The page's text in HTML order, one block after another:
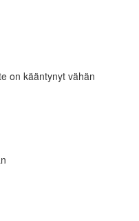
on kääntynyt vähän